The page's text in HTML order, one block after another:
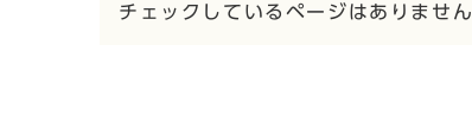
チェックしているページはありません